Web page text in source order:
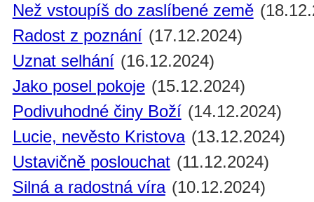
Než vstoupíš do zaslíbené země
Radost z poznání (17.12.2024)
Uznat selhání (16.12.2024)
Jako posel pokoje (15.12.2024)
Podivuhodné činy Boží (14.12.2024)
Lucie, nevěsto Kristova (13.12.2024)
Ustavičně poslouchat (11.12.2024)
Silná a radostná víra (10.12.2024)